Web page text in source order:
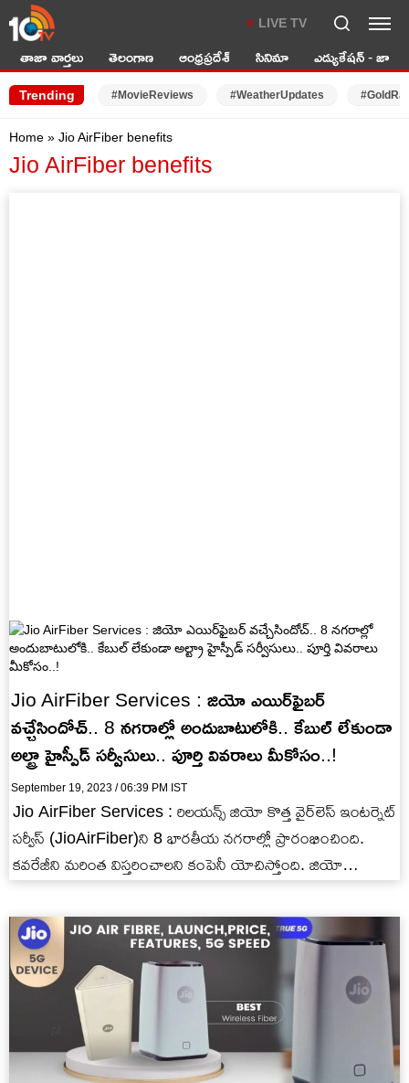
LIVE TV
తాజా వార్తలు తెలంగాణ ఆంధ్రప్రదేశ్ సినిమా ఎడ్యుకేషన్ - జాబ్స్
Trending #MovieReviews #WeatherUpdates
Home » Jio AirFiber benefits
Jio AirFiber benefits
Jio AirFiber Services : జియో ఎయిర్‌ఫైబర్
వచ్చేసిందోచ్.. 8 నగరాల్లో అందుబాటులోకి.. కేబుల్ లేకుండా
అల్ట్రా హైస్పీడ్ సర్వీసులు.. పూర్తి వివరాలు మీకోసం..!
September 19, 2023 / 06:39 PM IST
Jio AirFiber Services : రిలయన్స్ జియో కొత్త వైర్‌లెస్ ఇంటర్నెట్
సర్వీస్ (JioAirFiber)ని 8 భారతీయ నగరాల్లో ప్రారంభించింది.
కవరేజీని మరింత విస్తరించాలని కంపెనీ యోచిస్తోంది. జియో